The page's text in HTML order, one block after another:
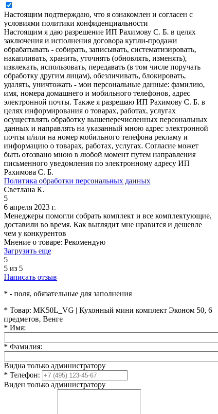
Настоящим подтверждаю, что я ознакомлен и согласен с
условиями политики конфиденциальности
Настоящим я даю разрешение ИП Рахимову С. Б. в целях
заключения и исполнения договора купли-продажи
обрабатывать - собирать, записывать, систематизировать,
накапливать, хранить, уточнять (обновлять, изменять),
извлекать, использовать, передавать (в том числе поручать
обработку другим лицам), обезличивать, блокировать,
удалять, уничтожать - мои персональные данные: фамилию,
имя, номера домашнего и мобильного телефонов, адрес
электронной почты. Также я разрешаю ИП Рахимову С. Б. в
целях информирования о товарах, работах, услугах
осуществлять обработку вышеперечисленных персональных
данных и направлять на указанный мною адрес электронной
почты и/или на номер мобильного телефона рекламу и
информацию о товарах, работах, услугах. Согласие может
быть отозвано мною в любой момент путем направления
письменного уведомления по электронному адресу ИП
Рахимова С. Б.
Политика обработки персональных данных
Светлана К.
5
6 апреля 2023 г.
Менеджеры помогли собрать комплект и все комплектующие,
доставили во время. Как выглядит мне нравится и дешевле
чем у конкурентов
Мнение о товаре: Рекомендую
Загрузить еще
5
5 из 5
Написать отзыв
* - поля, обязательные для заполнения
* Товар: MK50L_VG | Кухонный мини комплект Эконом 50, 6
предметов, Венге
* Имя:
* Фамилия:
Видна только администратору
* Телефон:
Виден только администратору